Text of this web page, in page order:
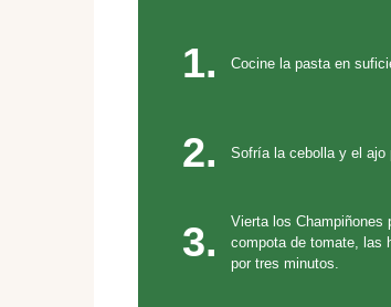
1. Cocine la pasta en
2. Sofría la cebolla y el ajo
3.
Vierta los Champiñones
compota de tomate, las
por tres minutos.